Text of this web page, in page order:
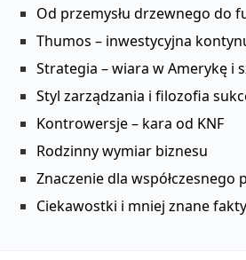
Od przemysłu drzewnego do
Thumos – inwestycyjna
Strategia – wiara w Amerykę i
Styl zarządzania i filozofia
Kontrowersje – kara od KNF
Rodzinny wymiar biznesu
Znaczenie dla współczesnego
Ciekawostki i mniej znane fakty